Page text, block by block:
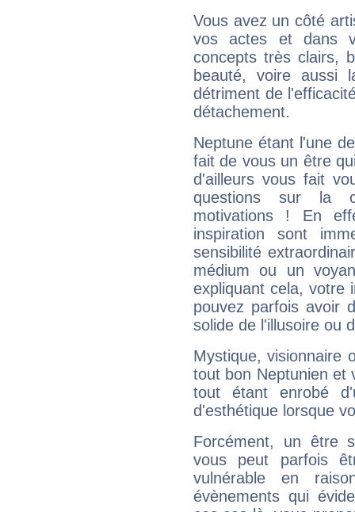
Vous avez un côté
vos actes et dans
concepts très clairs,
beauté, voire aussi
détriment de
détachement.
Neptune étant l'une
fait de vous un être
d'ailleurs vous fait
questions sur la
motivations ! En
inspiration sont
sensibilité
médium ou un
expliquant cela, votre
pouvez parfois avoir
solide de l'illusoire ou
Mystique, visionnaire
tout bon Neptunien et
tout étant enrobé
d'esthétique lorsque
Forcément, un être
vous peut parfois
vulnérable en
évènements qui